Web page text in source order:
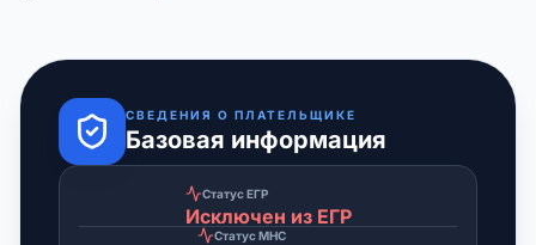
СВЕДЕНИЯ О ПЛАТЕЛЬЩИКЕ
Базовая информация
Статус ЕГР
Исключен из ЕГР
Статус МНС